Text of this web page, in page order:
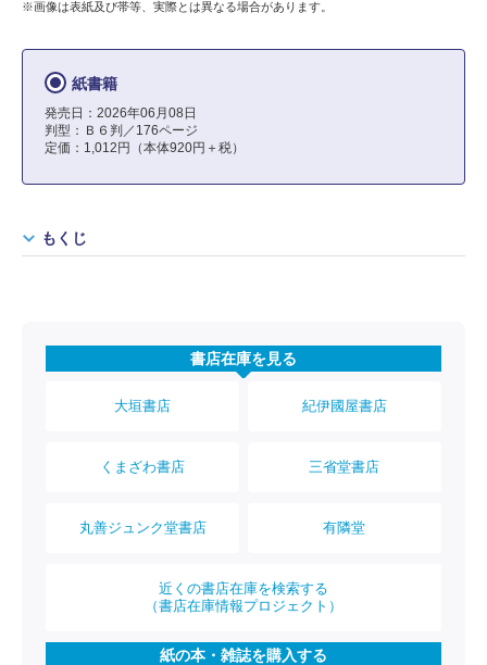
※画像は表紙及び帯等、実際とは異なる場合があります。
紙書籍
発売日：2026年06月08日
判型：Ｂ６判／176ページ
定価：1,012円（本体920円＋税）
もくじ
書店在庫を見る
大垣書店 紀伊國屋書店
くまざわ書店 三省堂書店
丸善ジュンク堂書店 有隣堂
近くの書店在庫を検索する
（書店在庫情報プロジェクト）
紙の本・雑誌を購入する